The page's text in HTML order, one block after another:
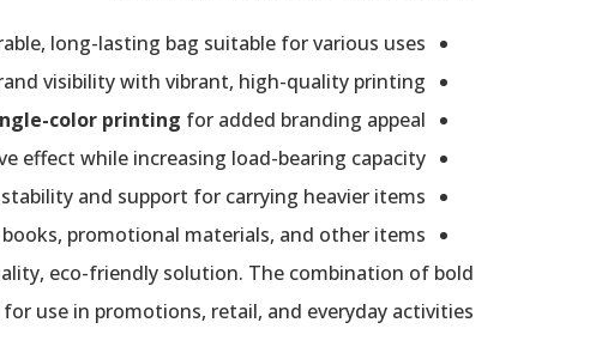
long-lasting bag suitable for various uses.
visibility with vibrant, high-quality printing.
color printing for added branding appeal.
effect while increasing load-bearing capacity.
and support for carrying heavier items.
promotional materials, and other items.
eco-friendly solution. The combination of bold
use in promotions, retail, and everyday activities.